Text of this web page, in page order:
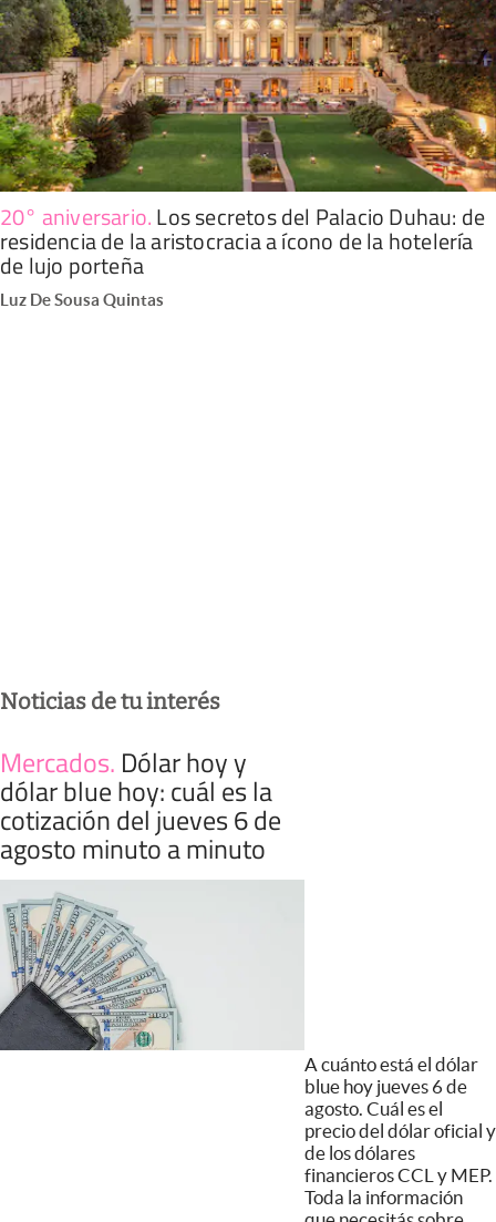
20° aniversario.Los secretos del Palacio Duhau: de
residencia de la aristocracia a ícono de la hotelería
de lujo porteña
Luz De Sousa Quintas
Noticias de tu interés
Mercados. Dólar hoy y
dólar blue hoy: cuál es la
cotización del jueves 6 de
agosto minuto a minuto
A cuánto está el dólar
blue hoy jueves 6 de
agosto. Cuál es el
precio del dólar oficial y
de los dólares
financieros CCL y MEP.
Toda la información